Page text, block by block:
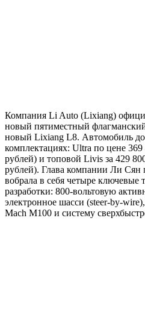
Компания Li Auto (Lixiang) официально представила свой
новый пятиместный
новый Lixiang L8. Автомобиль
комплектациях: Ultra по цене
рублей) и топовой Livis за 429
рублей). Глава компании Ли Сян
вобрала в себя четыре ключевые
разработки: 800-вольтовую
электронное шасси (steer-by-
Mach M100 и систему